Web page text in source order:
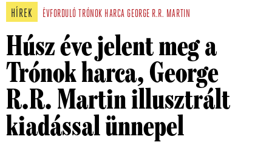
HÍREK ÉVFORDULÓ TRÓNOK HARCA GEORGE R.R. MARTIN
Húsz éve jelent meg a
Trónok harca, George
R.R. Martin illusztrált
kiadással ünnepel